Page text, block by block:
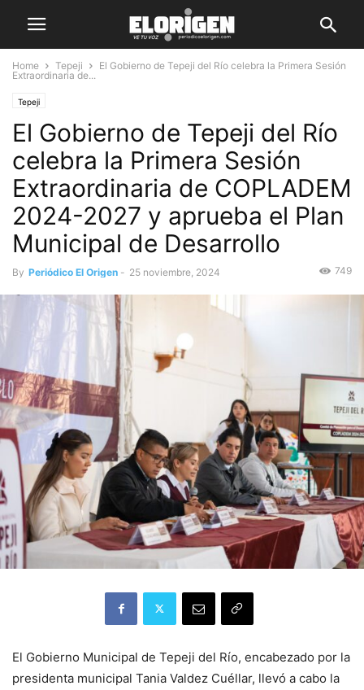
Home Tepeji
El Gobierno de Tepeji del Río celebra la Primera Sesión
Extraordinaria de...
Tepeji
El Gobierno de Tepeji del Río
celebra la Primera Sesión
Extraordinaria de COPLADEM
2024-2027 y aprueba el Plan
Municipal de Desarrollo
By Periódico El Origen - 25 noviembre, 2024 749
El Gobierno Municipal de Tepeji del Río, encabezado por la
presidenta municipal Tania Valdez Cuéllar, llevó a cabo la